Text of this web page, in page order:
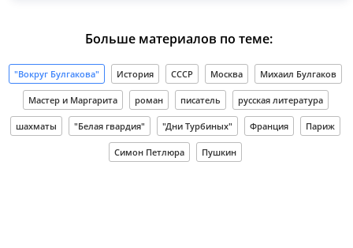
Больше материалов по теме:
"Вокруг Булгакова" История СССР Москва Михаил Булгаков
Мастер и Маргарита роман писатель русская литература
шахматы "Белая гвардия" "Дни Турбиных" Франция Париж
Симон Петлюра Пушкин